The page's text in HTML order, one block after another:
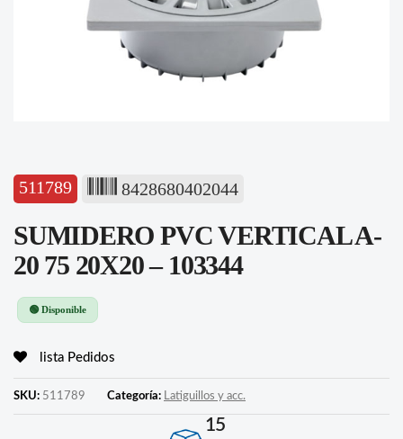
511789 8428680402044
SUMIDERO PVC VERTICAL A-
20 75 20X20 – 103344
🟢 Disponible
lista Pedidos
SKU: 511789 Categoría: Latiguillos y acc.
15